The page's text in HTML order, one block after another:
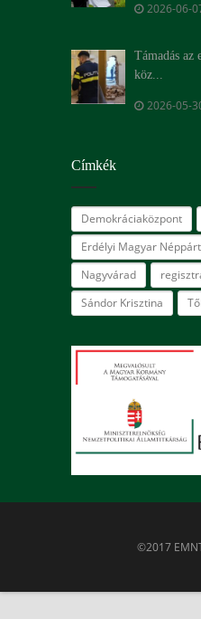
2026-06-
Támadás az
köz...
2026-05-
Címkék
Demokráciaközpont
Erdélyi Magyar Néppárt
Nagyvárad
Sándor Krisztina
©2017